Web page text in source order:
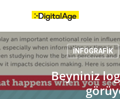
content
İNFOGRAFİK
Beyniniz